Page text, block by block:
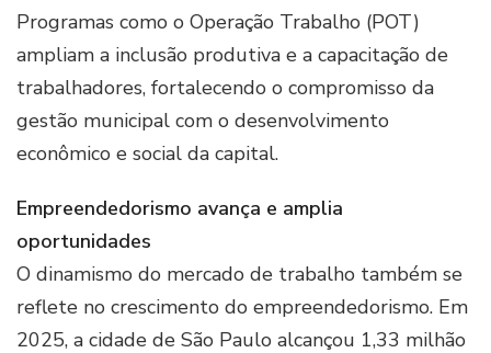
Programas como o Operação Trabalho (POT)
ampliam a inclusão produtiva e a capacitação de
trabalhadores, fortalecendo o compromisso da
gestão municipal com o desenvolvimento
econômico e social da capital.
Empreendedorismo avança e amplia
oportunidades
O dinamismo do mercado de trabalho também se
reflete no crescimento do empreendedorismo. Em
2025, a cidade de São Paulo alcançou 1,33 milhão